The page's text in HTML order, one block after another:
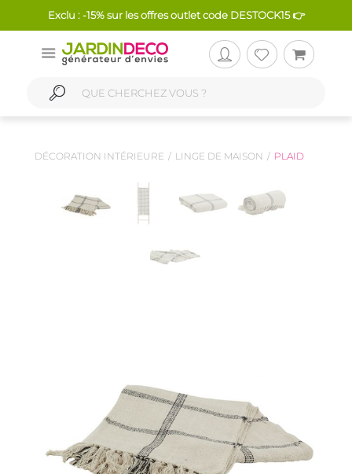
Exclu : -15% sur les offres outlet code DESTOCK15 👉
DÉCORATION INTÉRIEURE LINGE DE MAISON PLAID